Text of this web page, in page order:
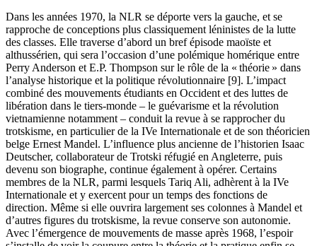
Dans les années 1970, la NLR se déporte vers la gauche, et se
rapproche de conceptions plus classiquement léninistes de la lutte
des classes. Elle traverse d’abord un bref épisode maoïste et
althussérien, qui sera l’occasion d’une polémique homérique entre
Perry Anderson et E.P. Thompson sur le rôle de la « théorie » dans
l’analyse historique et la politique révolutionnaire [9]. L’impact
combiné des mouvements étudiants en Occident et des luttes de
libération dans le tiers-monde – le guévarisme et la révolution
vietnamienne notamment – conduit la revue à se rapprocher du
trotskisme, en particulier de la IVe Internationale et de son théoricien
belge Ernest Mandel. L’influence plus ancienne de l’historien Isaac
Deutscher, collaborateur de Trotski réfugié en Angleterre, puis
devenu son biographe, continue également à opérer. Certains
membres de la NLR, parmi lesquels Tariq Ali, adhèrent à la IVe
Internationale et y exercent pour un temps des fonctions de
direction. Même si elle ouvrira largement ses colonnes à Mandel et
d’autres figures du trotskisme, la revue conserve son autonomie.
Avec l’émergence de mouvements de masse après 1968, l’espoir